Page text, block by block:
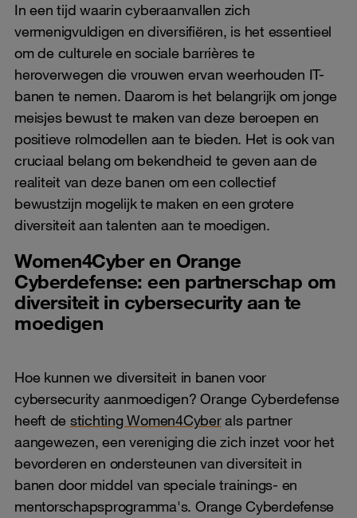
In een tijd waarin cyberaanvallen zich
vermenigvuldigen en diversifiëren, is het essentieel
om de culturele en sociale barrières te
heroverwegen die vrouwen ervan weerhouden IT-
banen te nemen. Daarom is het belangrijk om jonge
meisjes bewust te maken van deze beroepen en
positieve rolmodellen aan te bieden. Het is ook van
cruciaal belang om bekendheid te geven aan de
realiteit van deze banen om een collectief
bewustzijn mogelijk te maken en een grotere
diversiteit aan talenten aan te moedigen.
Women4Cyber en Orange
Cyberdefense: een partnerschap om
diversiteit in cybersecurity aan te
moedigen
Hoe kunnen we diversiteit in banen voor
cybersecurity aanmoedigen? Orange Cyberdefense
heeft de stichting Women4Cyberals partner
aangewezen, een vereniging die zich inzet voor het
bevorderen en ondersteunen van diversiteit in
banen door middel van speciale trainings- en
mentorschapsprogramma's. Orange Cyberdefense